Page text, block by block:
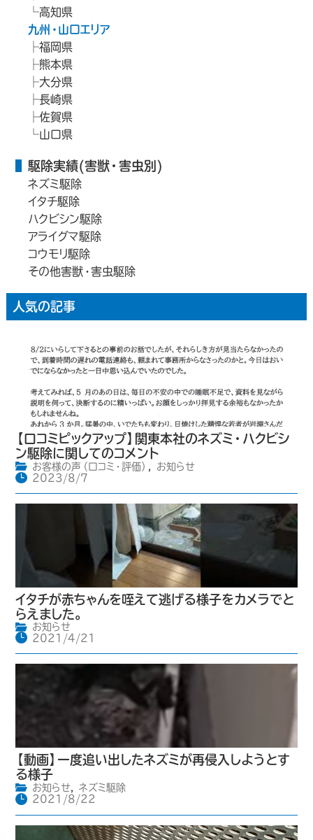
高知県
九州・山口エリア
福岡県
熊本県
大分県
長崎県
佐賀県
山口県
駆除実績(害獣・害虫別)
ネズミ駆除
イタチ駆除
ハクビシン駆除
アライグマ駆除
コウモリ駆除
その他害獣・害虫駆除
人気の記事
【口コミピックアップ】関東本社のネズミ・ハクビシ
ン駆除に関してのコメント
お客様の声（口コミ・評価）
お知らせ
2023/8/7
イタチが赤ちゃんを咥えて逃げる様子をカメラでと
らえました。
お知らせ
2021/4/21
【動画】一度追い出したネズミが再侵入しようとす
る様子
お知らせ,
ネズミ駆除
2021/8/22